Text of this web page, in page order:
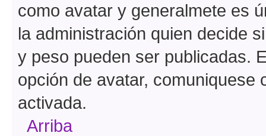
como avatar y generalmete es
la administración quien decide
y peso pueden ser publicadas.
opción de avatar, comuniquese
activada.
Arriba